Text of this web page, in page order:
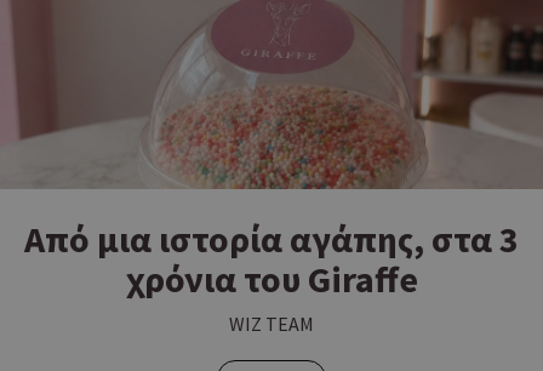
Από μια ιστορία αγάπης, στα 3
χρόνια του Giraffe
WIZ TEAM